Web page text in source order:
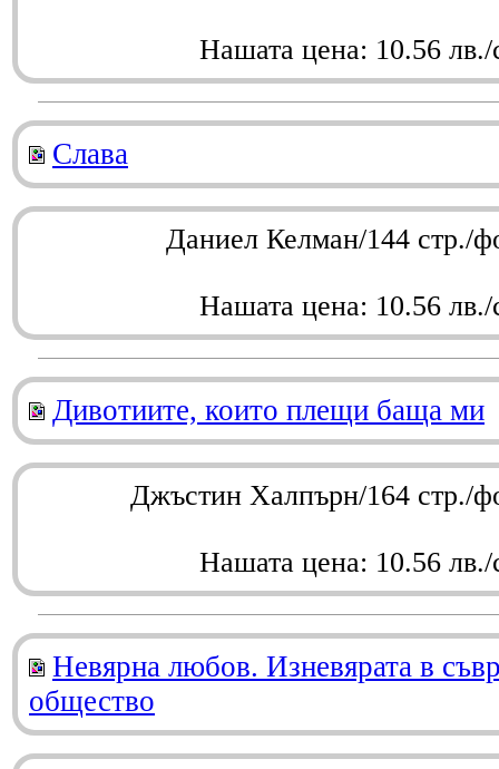
Нашата цена: 10.56 лв./
Слава
Даниел Келман/144 стр./
Нашата цена: 10.56 лв./
Дивотиите, които плещи баща ми
Джъстин Халпърн/164 стр./
Нашата цена: 10.56 лв./
Невярна любов. Изневярата в
общество